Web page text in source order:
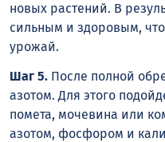
новых растений. В
сильным и здоровым,
урожай.
Шаг 5. После полной
азотом. Для этого
помета, мочевина или
азотом, фосфором и